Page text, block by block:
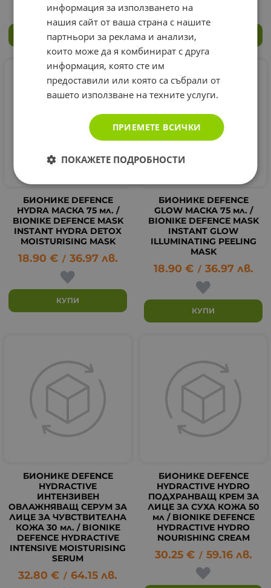
КУПИ КУПИ
БИОНИКЕ DEFENCE
HYDRA МАСКА 75 мл. /
BIONIKE DEFENCE MASK
INSTANT HYDRA DETOX
MOISTURISING MASK
18.90 € / 36.97 лв.
КУПИ
БИОНИКЕ DEFENCE
GLOW МАСКА 75 мл. /
BIONIKE DEFENCE MASK
INSTANT GLOW
ILLUMINATING PEELING
MASK
18.90 € / 36.97 лв.
КУПИ
БИОНИКЕ DEFENCE
HYDRACTIVE
ИНТЕНЗИВЕН
ОВЛАЖНЯВАЩ СЕРУМ ЗА
ЛИЦЕ ЗА ЧУВСТВИТЕЛНА
КОЖА 30 мл. / BIONIKE
DEFENCE HYDRACTIVE
INTENSIVE MOISTURISING
SERUM
32.80 € / 64.15 лв.
БИОНИКЕ DEFENCE
HYDRACTIVE HYDRO
ПОДХРАНВАЩ КРЕМ ЗА
ЛИЦЕ ЗА СУХА КОЖА 50
мл / BIONIKE DEFENCE
HYDRACTIVE HYDRO
NOURISHING CREAM
30.25 € / 59.16 лв.
информация за използването на
нашия сайт от ваша страна с нашите
партньори за реклама и анализи,
които може да я комбинират с друга
информация, която сте им
предоставили или която са събрали от
вашето използване на техните услуги.
ПРИЕМЕТЕ ВСИЧКИ
ПОКАЖЕТЕ ПОДРОБНОСТИ